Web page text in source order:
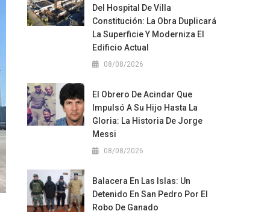
Del Hospital De Villa
Constitución: La Obra Duplicará
La Superficie Y Moderniza El
Edificio Actual
08/08/2026
El Obrero De Acindar Que
Impulsó A Su Hijo Hasta La
Gloria: La Historia De Jorge
Messi
08/08/2026
Balacera En Las Islas: Un
Detenido En San Pedro Por El
Robo De Ganado